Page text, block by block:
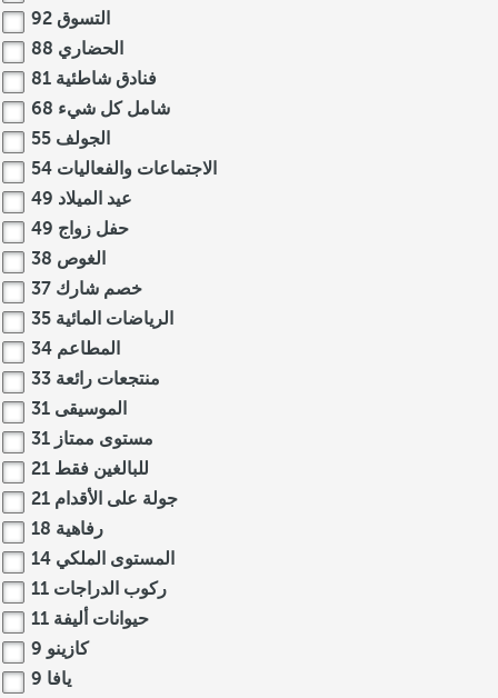
التسوق 92
الحضاري 88
فنادق شاطئية 81
شامل كل شيء 68
الجولف 55
الاجتماعات والفعاليات 54
عيد الميلاد 49
حفل زواج 49
الغوص 38
خصم شارك 37
الرياضات المائية 35
المطاعم 34
منتجعات رائعة 33
الموسيقى 31
مستوى ممتاز 31
للبالغين فقط 21
جولة على الأقدام 21
رفاهية 18
المستوى الملكي 14
ركوب الدراجات 11
حيوانات أليفة 11
كازينو 9
يافا 9